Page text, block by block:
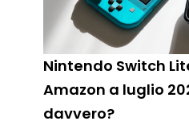
Nintendo Switch
Amazon a luglio
davvero?